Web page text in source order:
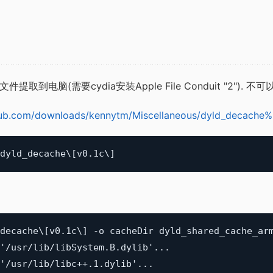
件提取到电脑(需要cydia安装Apple File Conduit "2"). 不可
downloads/kennytm/Miscellaneous/
-o cacheDir
usr/lib/libSystem.B.dylib'...
usr/lib/libc++.1.dylib'...